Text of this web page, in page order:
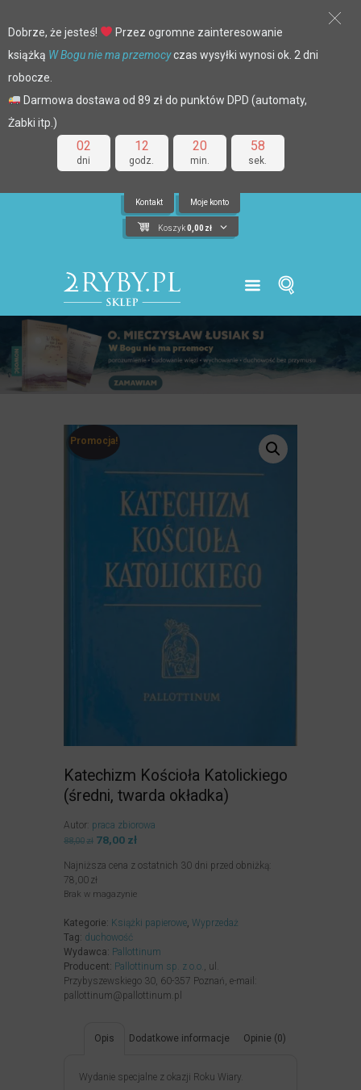
02
dni
12
godz.
20
min.
57
sek.
Dobrze, że jesteś!
Przez ogromne zainteresowanie
książką W Bogu nie ma przemocyczas wysyłki wynosi ok. 2 dni
robocze.
Darmowa dostawa od 89 zł do punktów DPD (automaty,
Żabki itp.)
Kontakt Moje konto
Koszyk 0,00 zł
Promocja!
Katechizm Kościoła Katolickiego
(średni, twarda okładka)
Autor: praca zbiorowa
88,00zł Pierwotna
wynosiła:
88,00zł.
78,00 złAktualna
wynosi:
Najniższa cena z ostatnich 30 dni przed obniżką:
78,00 zł
Brak w magazynie
Kategorie: Książki papierowe Wyprzedaż
Tag: duchowość
Wydawca: Pallottinum
Producent: Pallottinum sp. z o.o.
, ul.
Przybyszewskiego 30, 60-357 Poznań, e-mail:
pallottinum@pallottinum.pl
Opis Dodatkowe informacje Opinie (0)
Wydanie specjalne z okazji Roku Wiary.